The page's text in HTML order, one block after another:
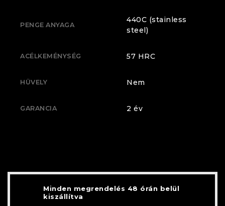
PENGE ANYAGA
440C (stainless
steel)
ACÉLKEMÉNYSÉG 57 HRC
HÜVELY Nem
GARANCIA 2 év
Minden megrendelés 48 órán belül
kiszállítva